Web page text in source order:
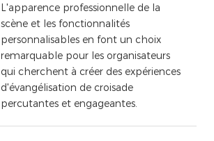
L'apparence professionnelle de la
scène et les fonctionnalités
personnalisables en font un choix
remarquable pour les organisateurs
qui cherchent à créer des expériences
d'évangélisation de croisade
percutantes et engageantes.